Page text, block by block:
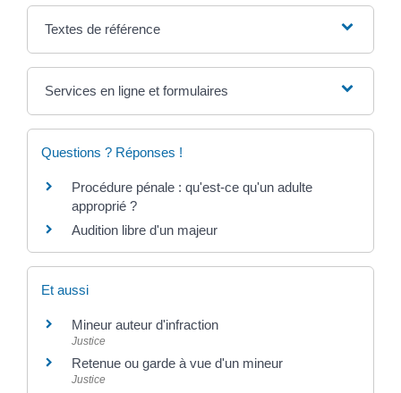
Textes de référence
Services en ligne et formulaires
Questions ? Réponses !
Procédure pénale : qu'est-ce qu'un adulte
approprié ?
Audition libre d'un majeur
Et aussi
Mineur auteur d'infraction
Justice
Retenue ou garde à vue d'un mineur
Justice